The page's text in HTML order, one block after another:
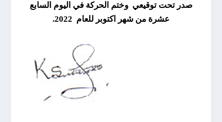
صدر تحت توقيعي وختم الحركة في اليوم السابع
عشرة من شهر اكتوبر للعام
.